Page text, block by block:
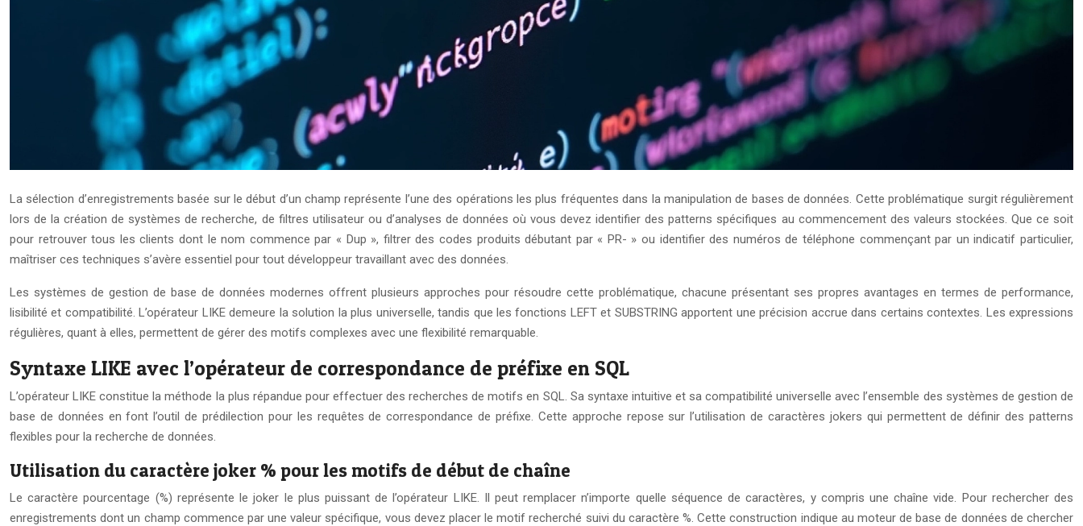
La sélection d’enregistrements basée sur le début d’un champ représente l’une des opérations les plus fréquentes dans la manipulation de bases de données. Cette problématique surgit régulièrement
lors de la création de systèmes de recherche, de filtres utilisateur ou d’analyses de données où vous devez identifier des patterns spécifiques au commencement des valeurs stockées. Que ce soit
pour retrouver tous les clients dont le nom commence par « Dup », filtrer des codes produits débutant par « PR- » ou identifier des numéros de téléphone commençant par un indicatif particulier,
maîtriser ces techniques s’avère essentiel pour tout développeur travaillant avec des données.
Les systèmes de gestion de base de données modernes offrent plusieurs approches pour résoudre cette problématique, chacune présentant ses propres avantages en termes de performance,
lisibilité et compatibilité. L’opérateur LIKE demeure la solution la plus universelle, tandis que les fonctions LEFT et SUBSTRING apportent une précision accrue dans certains contextes. Les expressions
régulières, quant à elles, permettent de gérer des motifs complexes avec une flexibilité remarquable.
Syntaxe LIKE avec l’opérateur de correspondance de préfixe en SQL
L’opérateur LIKE constitue la méthode la plus répandue pour effectuer des recherches de motifs en SQL. Sa syntaxe intuitive et sa compatibilité universelle avec l’ensemble des systèmes de gestion de
base de données en font l’outil de prédilection pour les requêtes de correspondance de préfixe. Cette approche repose sur l’utilisation de caractères jokers qui permettent de définir des patterns
flexibles pour la recherche de données.
Utilisation du caractère joker % pour les motifs de début de chaîne
Le caractère pourcentage (%) représente le joker le plus puissant de l’opérateur LIKE. Il peut remplacer n’importe quelle séquence de caractères, y compris une chaîne vide. Pour rechercher des
enregistrements dont un champ commence par une valeur spécifique, vous devez placer le motif recherché suivi du caractère %. Cette construction indique au moteur de base de données de chercher